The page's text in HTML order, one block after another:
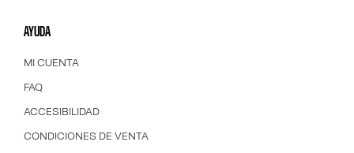
AYUDA
MI CUENTA
FAQ
ACCESIBILIDAD
CONDICIONES DE VENTA